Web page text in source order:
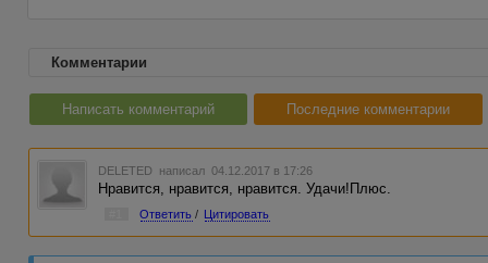
Комментарии
Написать комментарий Последние комментарии
DELETED написал 04.12.2017 в 17:26
Нравится, нравится, нравится. Удачи!Плюс.
Ответить / Цитировать